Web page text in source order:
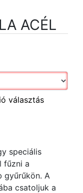
ACÉL
választás
speciális
fűzni a
gyűrűkön. A
csatoljuk a